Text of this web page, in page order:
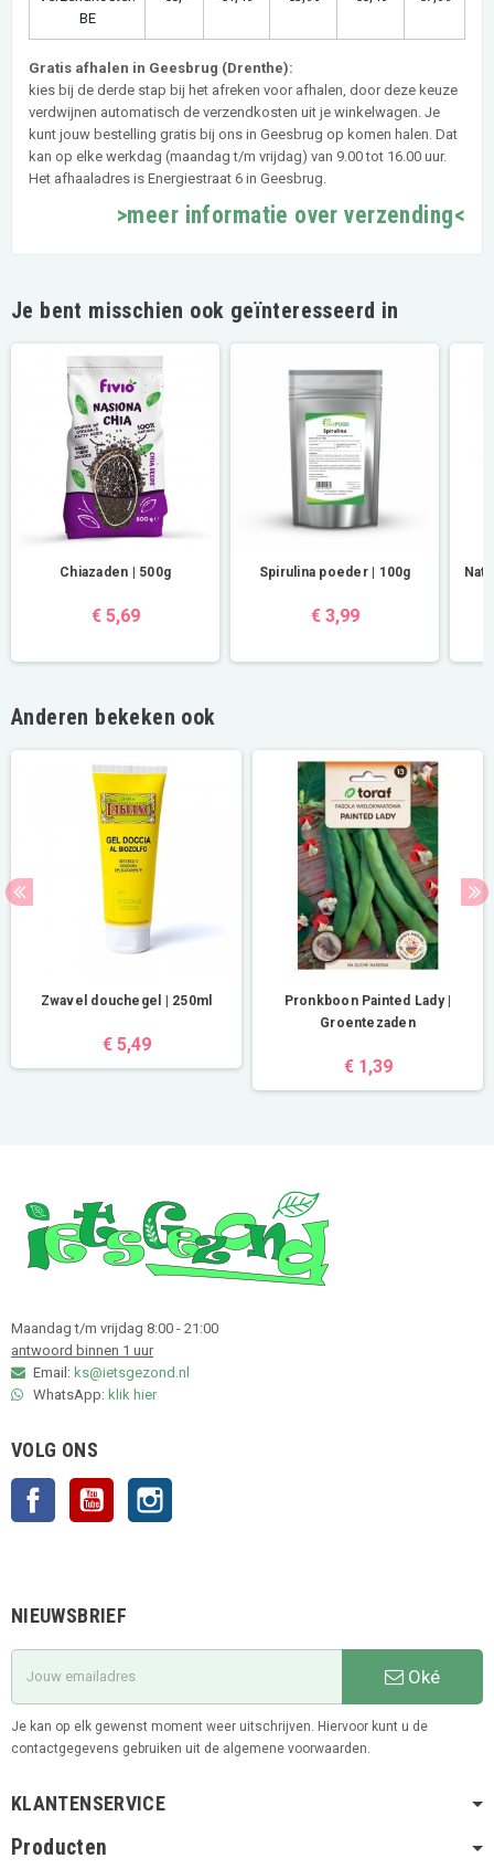
BE
Gratis afhalen in Geesbrug (Drenthe):
kies bij de derde stap bij het afreken voor afhalen, door deze keuze
verdwijnen automatisch de verzendkosten uit je winkelwagen. Je
kunt jouw bestelling gratis bij ons in Geesbrug op komen halen. Dat
kan op elke werkdag (maandag t/m vrijdag) van 9.00 tot 16.00 uur.
Het afhaaladres is Energiestraat 6 in Geesbrug.
>meer informatie over verzending<
Je bent misschien ook geïnteresseerd in
Chiazaden | 500g
€ 5,69
Spirulina poeder | 100g
€ 3,99
Anderen bekeken ook
Zwavel douchegel | 250ml
€ 5,49
Pronkboon Painted Lady |
Groentezaden
€ 1,39
Maandag t/m vrijdag 8:00 - 21:00
antwoord binnen 1 uur
Email: ks@ietsgezond.nl
WhatsApp: klik hier
VOLG ONS
Facebook YouTube
NIEUWSBRIEF
Oké
Je kan op elk gewenst moment weer uitschrijven. Hiervoor kunt u de
contactgegevens gebruiken uit de algemene voorwaarden.
KLANTENSERVICE
Producten